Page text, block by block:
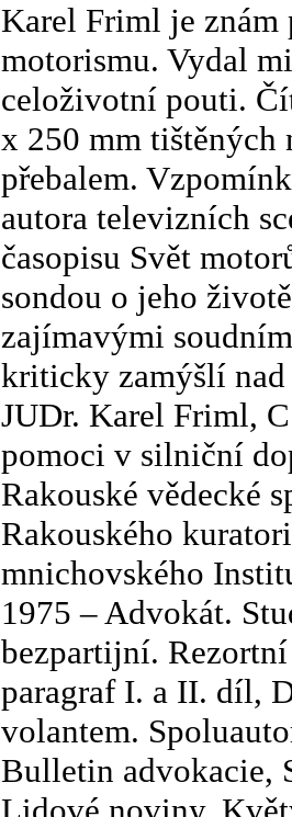
Karel Friml je
motorismu. Vydal
celoživotní pouti.
x 250 mm tištěných
přebalem.
autora televizních
časopisu Svět
sondou o jeho
zajímavými
kriticky zamýšlí nad
JUDr. Karel Friml,
pomoci v silniční
Rakouské vědecké
Rakouského
mnichovského
1975 – Advokát.
bezpartijní.
paragraf I. a II. díl,
volantem.
Bulletin advokacie,